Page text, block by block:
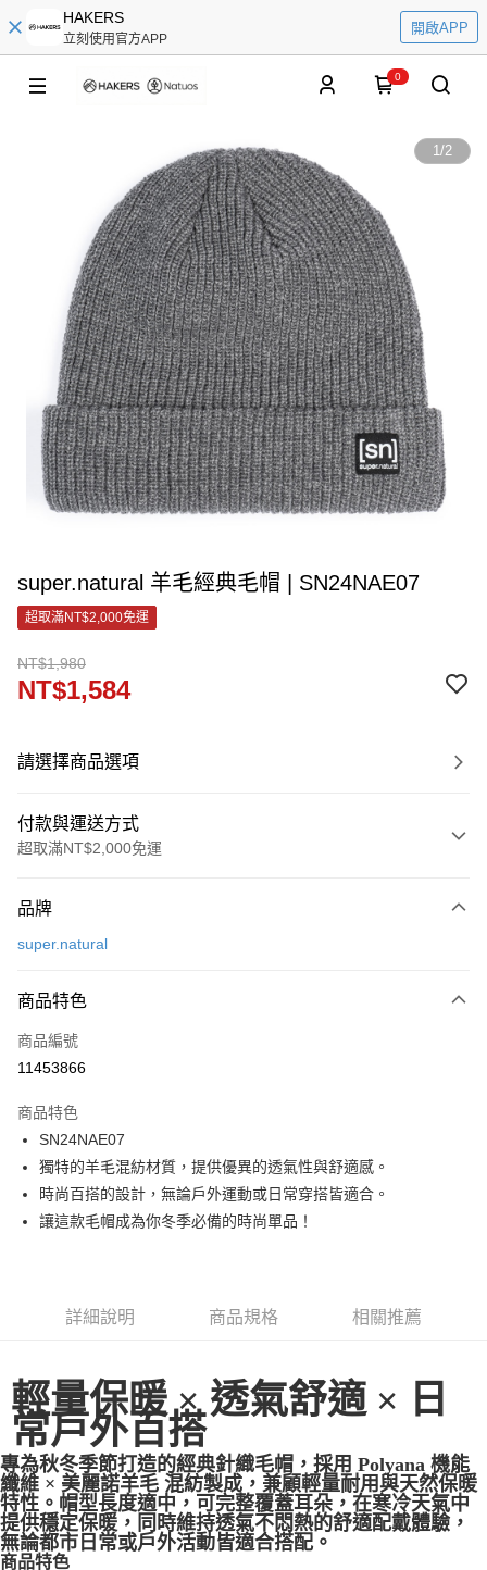
HAKERS
立刻使用官方APP
開啟APP
0
1/2
super.natural 羊毛經典毛帽 | SN24NAE07
超取滿NT$2,000免運
NT$1,980
NT$1,584
請選擇商品選項
付款與運送方式
超取滿NT$2,000免運
信用卡一次付款
Apple Pay
街口支付
ATM付款
運送方式
一般全家取貨
每筆NT$100，滿NT$2,000(含以上)免運費
每筆NT$100
7-11超取(2000以上免運)
每筆NT$100，滿NT$2,000(含以上)免運費
一般宅配
每筆NT$100
宅配出貨(2000以上免運)
品牌
super.natural
商品特色
商品編號
11453866
商品特色
SN24NAE07
獨特的羊毛混紡材質，提供優異的透氣性與舒適感。
時尚百搭的設計，無論戶外運動或日常穿搭皆適合。
讓這款毛帽成為你冬季必備的時尚單品！
詳細說明 商品規格 相關推薦
輕量保暖 × 透氣舒適 × 日
常戶外百搭
專為秋冬季節打造的經典針織毛帽，採用 Polyana 機能
纖維 × 美麗諾羊毛 混紡製成，兼顧輕量耐用與天然保暖
特性。帽型長度適中，可完整覆蓋耳朵，在寒冷天氣中
提供穩定保暖，同時維持透氣不悶熱的舒適配戴體驗，
無論都市日常或戶外活動皆適合搭配。
商品特色